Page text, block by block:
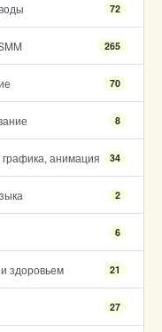
72
265
70
8
анимация 34
2
6
здоровьем 21
27